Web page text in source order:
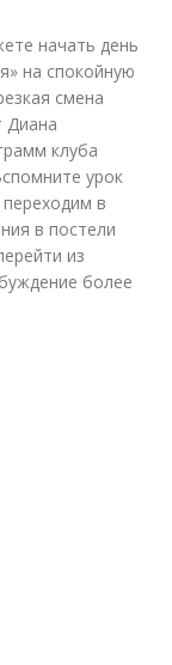
начать день
на спокойную
смена
Диана
клуба
урок
в
в постели
из
более